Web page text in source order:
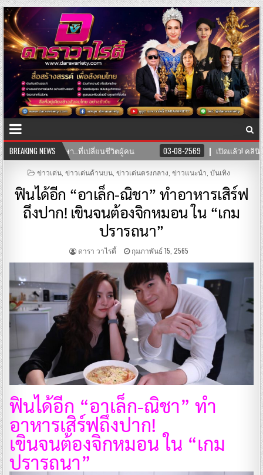
BREAKING NEWS03-08-2569 เปิดแล้ว! คลินิก TNH แพทย์แผนจีนและแพทย์แผนไ
POSTED
ข่าวเด่น, ข่าวเด่นด้านบน, ข่าวเด่นตรงกลาง ข่าวแนะนำ บันเทิง
ฟินได้อีก “อาเล็ก-ณิชา” ทำอาหารเสิร์ฟ
ถึงปาก! เขินจนต้องจิกหมอน ใน “เกม
ปรารถนา”
ดารา วาไรตี้ กุมภาพันธ์ 15, 2565
ฟินได้อีก “อาเล็ก-ณิชา” ทำ
อาหารเสิร์ฟถึงปาก!
เขินจนต้องจิกหมอน ใน “เกม
ปรารถนา”